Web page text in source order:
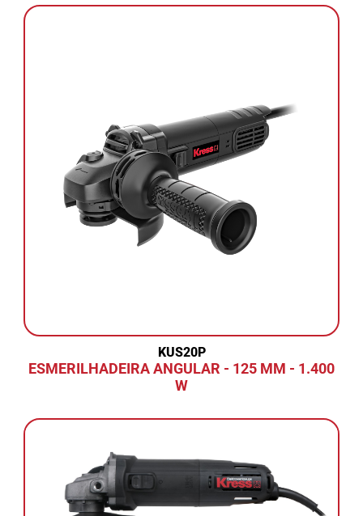
KUS20P
ESMERILHADEIRA ANGULAR - 125 MM - 1.400
W